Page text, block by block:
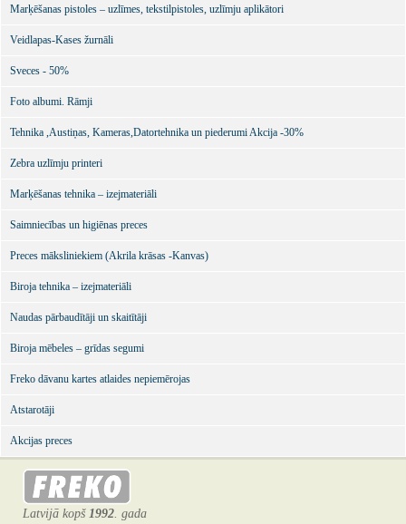
Marķēšanas pistoles – uzlīmes, tekstilpistoles, uzlīmju aplikātori
Veidlapas-Kases žurnāli
Sveces - 50%
Foto albumi. Rāmji
Tehnika ,Austiņas, Kameras,Datortehnika un piederumi Akcija -30%
Zebra uzlīmju printeri
Marķēšanas tehnika – izejmateriāli
Saimniecības un higiēnas preces
Preces māksliniekiem (Akrila krāsas -Kanvas)
Biroja tehnika – izejmateriāli
Naudas pārbaudītāji un skaitītāji
Biroja mēbeles – grīdas segumi
Freko dāvanu kartes atlaides nepiemērojas
Atstarotāji
Akcijas preces
Latvijā kopš 1992. gada